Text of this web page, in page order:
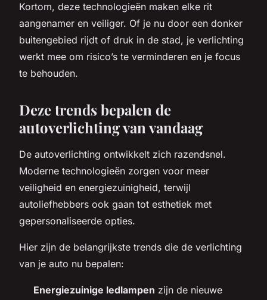
Kortom, deze technologieën maken elke rit
aangenamer en veiliger. Of je nu door een donker
buitengebied rijdt of druk in de stad, je verlichting
werkt mee om risico’s te verminderen en je focus
te behouden.
Deze trends bepalen de
autoverlichting van vandaag
De autoverlichting ontwikkelt zich razendsnel.
Moderne technologieën zorgen voor meer
veiligheid en energiezuinigheid, terwijl
autoliefhebbers ook gaan tot esthetiek met
gepersonaliseerde opties.
Hier zijn de belangrijkste trends die de verlichting
van je auto nu bepalen:
Energiezuinige ledlampen zijn de nieuwe